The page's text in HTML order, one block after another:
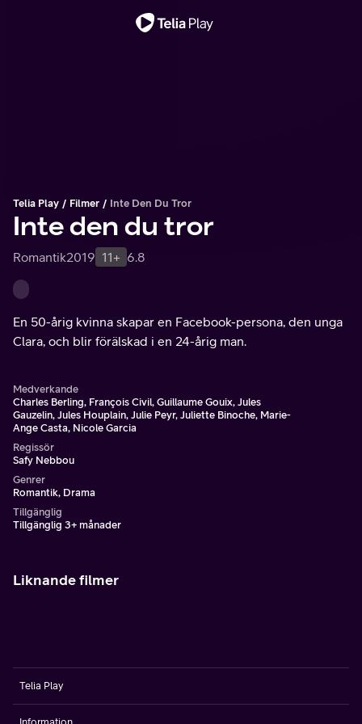
Telia Play Filmer Inte Den Du Tror
Inte den du tror
Romantik2019 11+ 6.8
En 50-årig kvinna skapar en Facebook-persona, den unga
Clara, och blir förälskad i en 24-årig man.
Medverkande
Charles Berling, François Civil, Guillaume Gouix, Jules
Gauzelin, Jules Houplain, Julie Peyr, Juliette Binoche, Marie-
Ange Casta, Nicole Garcia
Regissör
Safy Nebbou
Genrer
Romantik, Drama
Tillgänglig
Tillgänglig 3+ månader
Liknande filmer
Telia Play